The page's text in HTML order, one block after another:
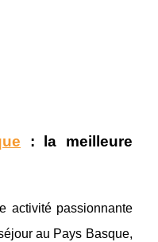
: la meilleure
activité passionnante
au Pays Basque,